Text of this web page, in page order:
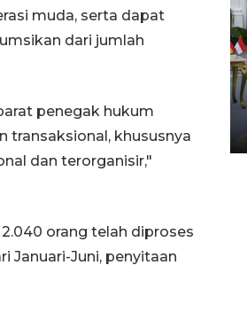
muda, serta dapat
dari jumlah
penegak hukum
transaksional, khususnya
dan terorganisir,"
orang telah diproses
Januari-Juni, penyitaan
12:51 WIB